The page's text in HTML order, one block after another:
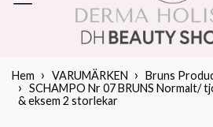
Hem VARUMÄRKEN
Bruns
SCHAMPO Nr 07 BRUNS Normalt/
& eksem 2 storlekar